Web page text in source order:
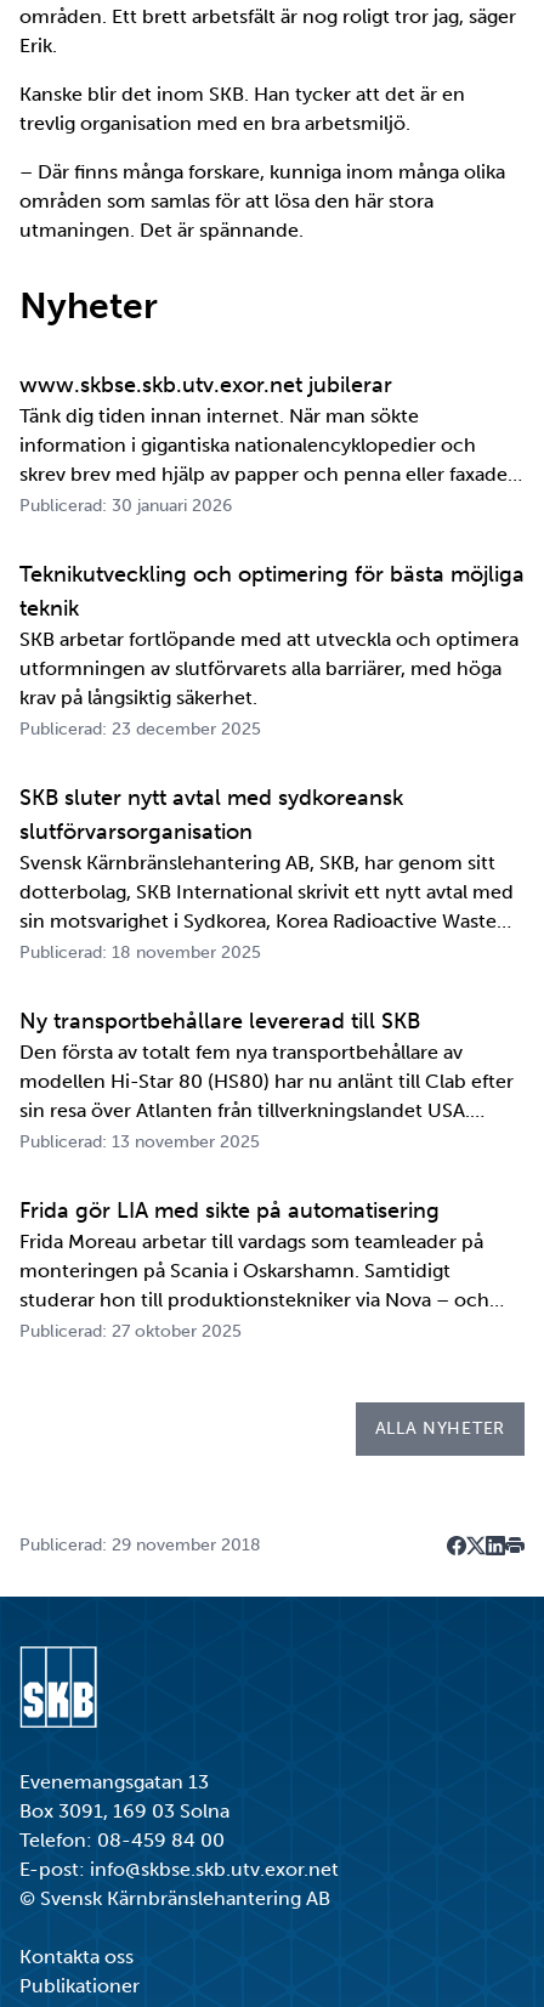
områden. Ett brett arbetsfält är nog roligt tror jag, säger
Erik.
Kanske blir det inom SKB. Han tycker att det är en
trevlig organisation med en bra arbetsmiljö.
– Där finns många forskare, kunniga inom många olika
områden som samlas för att lösa den här stora
utmaningen. Det är spännande.
Nyheter
www.skbse.skb.utv.exor.net jubilerar
Tänk dig tiden innan internet. När man sökte
information i gigantiska nationalencyklopedier och
skrev brev med hjälp av papper och penna eller faxade
om ett meddelande skulle fram snabbt. Det är inte
perspektiv i alla fall. För oss på SKB är det …
Publicerad: 30 januari 2026
Teknikutveckling och optimering för bästa möjliga
teknik
SKB arbetar fortlöpande med att utveckla och optimera
utformningen av slutförvarets alla barriärer, med höga
krav på långsiktig säkerhet.
Publicerad: 23 december 2025
SKB sluter nytt avtal med sydkoreansk
slutförvarsorganisation
Svensk Kärnbränslehantering AB, SKB, har genom sitt
dotterbolag, SKB International skrivit ett nytt avtal med
sin motsvarighet i Sydkorea, Korea Radioactive Waste
Agency, KORAD. Avtalet, som är ett så kallat
samarbetet mellan de två organisationerna. …
Publicerad: 18 november 2025
Ny transportbehållare levererad till SKB
Den första av totalt fem nya transportbehållare av
modellen Hi-Star 80 (HS80) har nu anlänt till Clab efter
sin resa över Atlanten från tillverkningslandet USA.
Innan transportbehållaren kan bli en del av SKB:s
tester och utbildningar. Redan 2008 i…
Publicerad: 13 november 2025
Frida gör LIA med sikte på automatisering
Frida Moreau arbetar till vardags som teamleader på
monteringen på Scania i Oskarshamn. Samtidigt
studerar hon till produktionstekniker via Nova – och
under tio veckor i höst gör hon både sin praktik, även
Publicerad: 27 oktober 2025
ALLA NYHETER
Publicerad: 29 november 2018
Evenemangsgatan 13
Box 3091, 169 03 Solna
Telefon: 08-459 84 00
E-post: info@skbse.skb.utv.exor.net
© Svensk Kärnbränslehantering AB
Kontakta oss
Publikationer